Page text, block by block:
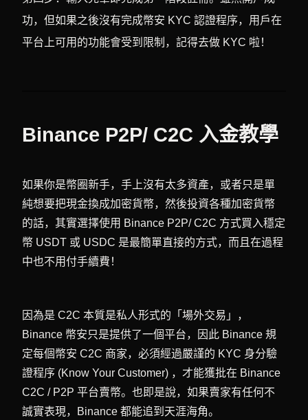
功，但如果之後沒有完成幣安 KYC 認證程序，用戶在
平台上可用的功能會受到限制，記得去做 KYC 啦！
Binance P2P/ C2C 入金教學
如果你是幣圈新手，手上沒有太多資產，或者只是單
純想要把現金換成加密貨幣，然後投資各種加密貨幣
的話，其實選擇使用 Binance P2P/ C2C 方式買入穩定
幣 USDT 或 USDC 是最簡單直接的方式，而且在過程
中也不用付手續費！
因為是 C2C 本質是私人形式的「場外交易」，
Binance 幣安只是提供了一個平台，因此 Binance 規
定每個幣安 C2C 商家，必須經過嚴謹的 KYC 身分驗
證程序 (Know Your Customer) ，才能獲批在 Binance
C2C / P2P 平台賣幣。也即是說，如果賣家有任何不
誠實表現，Binance 都能追到天涯海角。